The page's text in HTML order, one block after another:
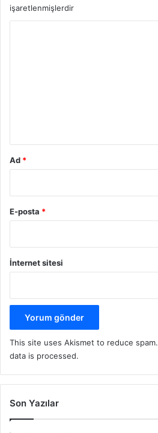
işaretlenmişlerdir
Ad *
E-posta *
İnternet sitesi
This site uses Akismet to reduce spam.
data is processed.
Son Yazılar